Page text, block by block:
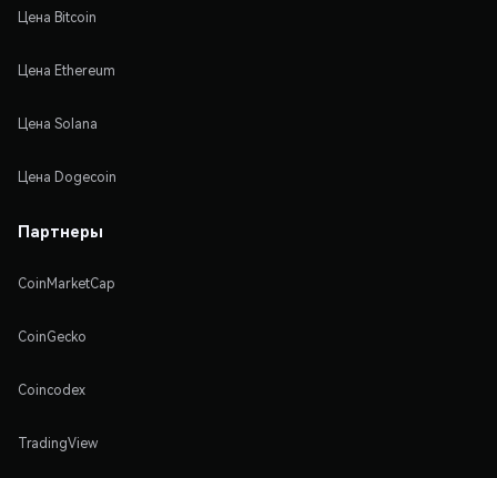
Цена Bitcoin
Цена Ethereum
Цена Solana
Цена Dogecoin
Партнеры
CoinMarketCap
CoinGecko
Coincodex
TradingView